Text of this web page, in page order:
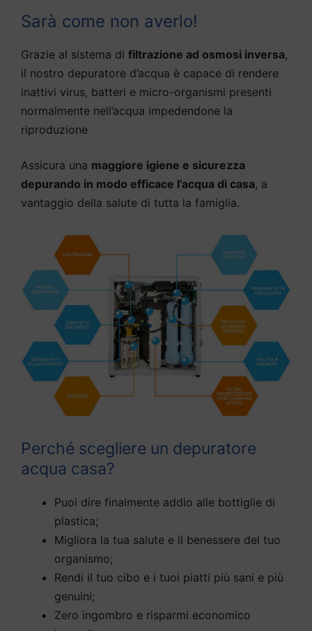
Sarà come non averlo!
Grazie al sistema di filtrazione ad osmosi inversa,
il nostro depuratore d’acqua è capace di rendere
inattivi virus, batteri e micro-organismi presenti
normalmente nell’acqua impedendone la
riproduzione
Assicura una maggiore igiene e sicurezza
depurando in modo efficace l’acqua di casa, a
vantaggio della salute di tutta la famiglia.
Perché scegliere un depuratore
acqua casa?
Puoi dire finalmente addio alle bottiglie di
plastica;
Migliora la tua salute e il benessere del tuo
organismo;
Rendi il tuo cibo e i tuoi piatti più sani e più
genuini;
Zero ingombro e risparmi economico